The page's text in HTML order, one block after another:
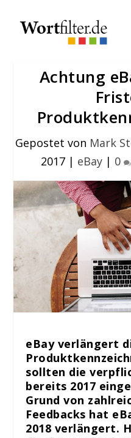
Achtung
Gepostet von Mark
2017 | eBay | 0
eBay verlängert
sollten die
bereits 2017
Grund von
Feedbacks hat
2018 verlängert.